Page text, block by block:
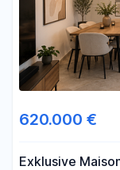
620.000 €
Exklusive